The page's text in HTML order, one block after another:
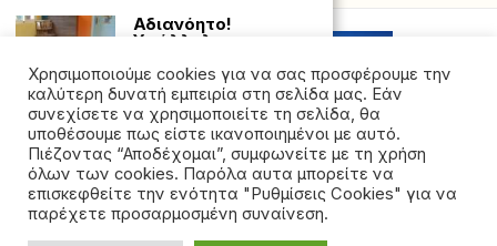
©2026 - All rights reserved. Απαγορεύεται ρητά η
αναδημοσίευση χωρίς προηγούμενη έγγραφη άδεια
Χρησιμοποιούμε cookies για να σας προσφέρουμε την
καλύτερη δυνατή εμπειρία στη σελίδα μας. Εάν
συνεχίσετε να χρησιμοποιείτε τη σελίδα, θα
υποθέσουμε πως είστε ικανοποιημένοι με αυτό.
Πιέζοντας “Αποδέχομαι”, συμφωνείτε με τη χρήση
όλων των cookies. Παρόλα αυτα μπορείτε να
επισκεφθείτε την ενότητα "Ρυθμίσεις Cookies" για να
παρέχετε προσαρμοσμένη συναίνεση.
Αδιανόητο!
Υπάλληλος σε
κατέβασε το
παντελόνι του και
ζήτησε από 3χρονο
αγοράκι να αγγίξει
τα γεννητικά του
όργανα
Περιστατικό σεξουαλική
ς παρενόχλησης σε
παιδικό σταθμό